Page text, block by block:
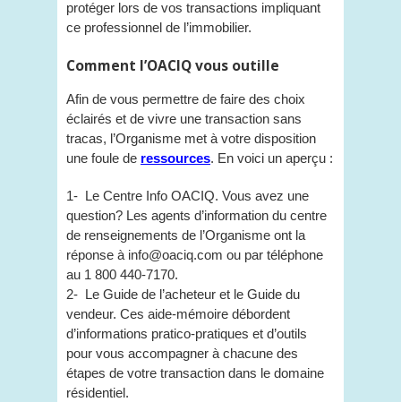
protéger lors de vos transactions impliquant
ce professionnel de l’immobilier.
Comment l’OACIQ vous outille
Afin de vous permettre de faire des choix
éclairés et de vivre une transaction sans
tracas, l’Organisme met à votre disposition
une foule de ressources. En voici un aperçu :
1- Le Centre Info OACIQ. Vous avez une
question? Les agents d’information du centre
de renseignements de l’Organisme ont la
réponse à info@oaciq.com ou par téléphone
au 1 800 440-7170.
2- Le Guide de l’acheteur et le Guide du
vendeur. Ces aide-mémoire débordent
d’informations pratico-pratiques et d’outils
pour vous accompagner à chacune des
étapes de votre transaction dans le domaine
résidentiel.